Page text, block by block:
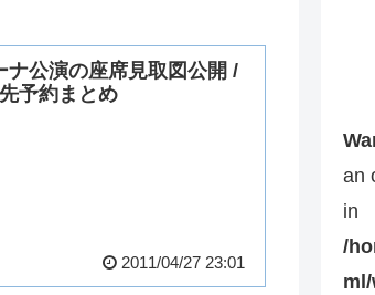
ナ公演の座席見取図公開 /
予約まとめ
2011/04/27 23:01
an
in
/